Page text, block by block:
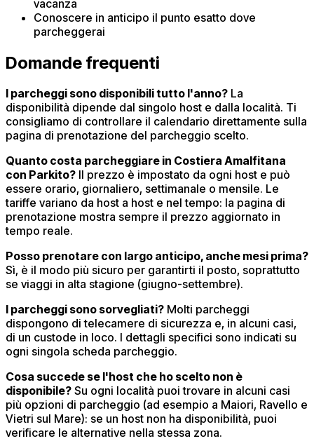
vacanza
Conoscere in anticipo il punto esatto dove
parcheggerai
Domande frequenti
I parcheggi sono disponibili tutto l'anno? La
disponibilità dipende dal singolo host e dalla località. Ti
consigliamo di controllare il calendario direttamente sulla
pagina di prenotazione del parcheggio scelto.
Quanto costa parcheggiare in Costiera Amalfitana
con Parkito? Il prezzo è impostato da ogni host e può
essere orario, giornaliero, settimanale o mensile. Le
tariffe variano da host a host e nel tempo: la pagina di
prenotazione mostra sempre il prezzo aggiornato in
tempo reale.
Posso prenotare con largo anticipo, anche mesi prima?
Sì, è il modo più sicuro per garantirti il posto, soprattutto
se viaggi in alta stagione (giugno-settembre).
I parcheggi sono sorvegliati? Molti parcheggi
dispongono di telecamere di sicurezza e, in alcuni casi,
di un custode in loco. I dettagli specifici sono indicati su
ogni singola scheda parcheggio.
Cosa succede se l'host che ho scelto non è
disponibile? Su ogni località puoi trovare in alcuni casi
più opzioni di parcheggio (ad esempio a Maiori, Ravello e
Vietri sul Mare): se un host non ha disponibilità, puoi
verificare le alternative nella stessa zona.